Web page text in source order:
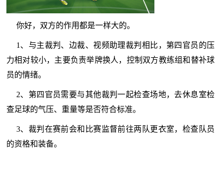
你好，双方的作用都是一样大的。
1、与主裁判、边裁、视频助理裁判相比，第四官员的压
力相对较小，主要负责举牌换人，控制双方教练组和替补球
员的情绪。
2、第四官员需要与其他裁判一起检查场地，去休息室检
查足球的气压、重量等是否符合标准。
3、裁判在赛前会和比赛监督前往两队更衣室，检查队员
的资格和装备。